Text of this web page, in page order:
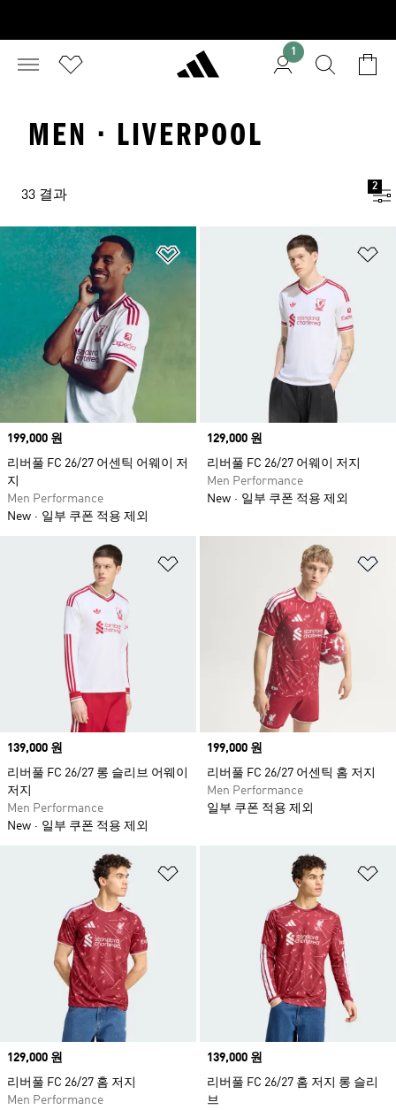
1
MEN · LIVERPOOL
33 결과
2
위시리스트 담기
Price
199,000 원
리버풀 FC 26/27 어센틱 어웨이 저
지
Men Performance
New
일부 쿠폰 적용 제외
Price
129,000 원
리버풀 FC 26/27 어웨이 저지
Men Performance
New
일부 쿠폰 적용 제외
Price
139,000 원
리버풀 FC 26/27 롱 슬리브 어웨이
저지
Men Performance
New
일부 쿠폰 적용 제외
Price
199,000 원
리버풀 FC 26/27 어센틱 홈 저지
Men Performance
일부 쿠폰 적용 제외
Price
129,000 원
리버풀 FC 26/27 홈 저지
Men Performance
Price
139,000 원
리버풀 FC 26/27 홈 저지 롱 슬리
브